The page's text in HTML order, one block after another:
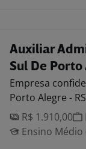
Auxiliar
Sul De Porto
Empresa
Porto Alegre - RS
R$ 1.910,00
Ensino Médio